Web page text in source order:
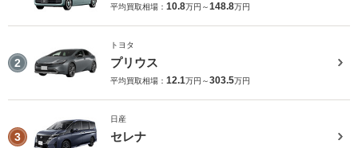
平均買取相場： 10.8万円～148.8万円
2
トヨタ
プリウス
平均買取相場： 12.1万円～303.5万円
3
日産
セレナ